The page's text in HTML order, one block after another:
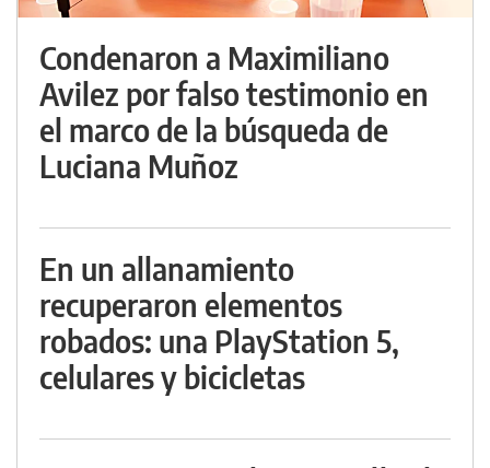
Condenaron a Maximiliano
Avilez por falso testimonio en
el marco de la búsqueda de
Luciana Muñoz
En un allanamiento
recuperaron elementos
robados: una PlayStation 5,
celulares y bicicletas